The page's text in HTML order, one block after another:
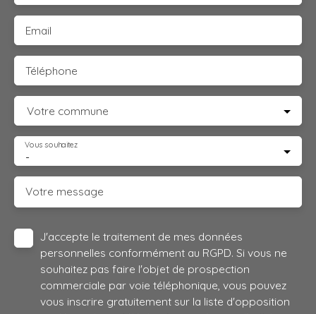
Email
Téléphone
Votre commune
-
Vous souhaitez
Votre message
J'accepte le traitement de mes données
personnelles conformément au RGPD. Si vous ne
souhaitez pas faire l'objet de prospection
commerciale par voie téléphonique, vous pouvez
vous inscrire gratuitement sur la liste d'opposition